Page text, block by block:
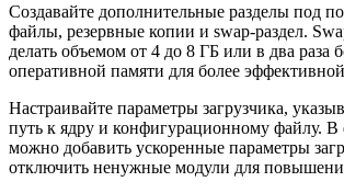
Создавайте дополнительные разделы под
файлы, резервные копии и swap-раздел.
делать объемом от 4 до 8 ГБ или в два раза
оперативной памяти для более
Настраивайте параметры загрузчика,
путь к ядру и конфигурационному файлу.
можно добавить ускоренные параметры
отключить ненужные модули для